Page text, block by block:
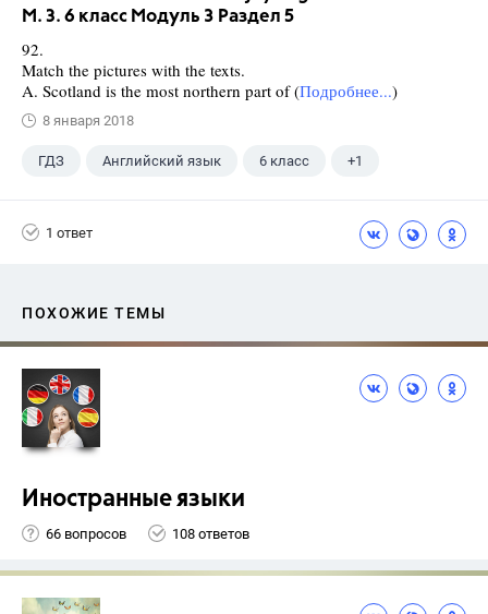
М. З. 6 класс Модуль 3 Раздел 5
92.
Match the pictures with the texts.
A. Scotland is the most northern part of (Подробнее...)
8 января 2018
ГДЗ Английский язык 6 класс +1
1 ответ
ПОХОЖИЕ ТЕМЫ
Иностранные языки
66 вопросов 108 ответов